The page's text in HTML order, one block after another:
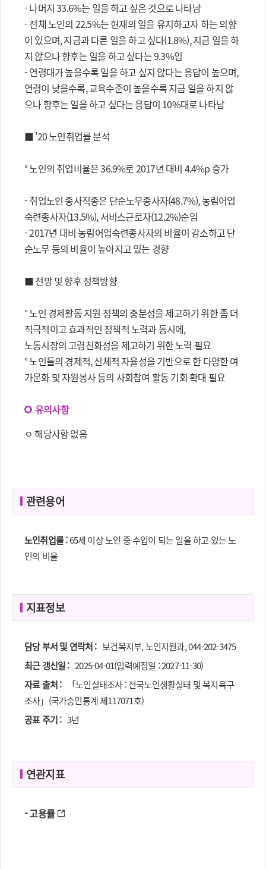
- 나머지 33.6%는 일을 하고 싶은 것으로 나타남
- 전체 노인의 22.5%는 현재의 일을 유지하고자 하는 의향
이 있으며, 지금과 다른 일을 하고 싶다(1.8%), 지금 일을 하
지 않으나 향후는 일을 하고 싶다는 9.3%임
- 연령대가 높을수록 일을 하고 싶지 않다는 응답이 높으며,
연령이 낮을수록, 교육수준이 높을수록 지금 일을 하지 않
으나 향후는 일을 하고 싶다는 응답이 10%대로 나타남
■ '20 노인취업률 분석
° 노인의 취업비율은 36.9%로 2017년 대비 4.4%p 증가
- 취업노인 종사직종은 단순노무종사자(48.7%), 농림어업
숙련종사자(13.5%), 서비스근로자(12.2%)순임
- 2017년 대비 농림어업숙련종사자의 비율이 감소하고 단
순노무 등의 비율이 높아지고 있는 경향
■ 전망 및 향후 정책방향
° 노인 경제활동 지원 정책의 충분성을 제고하기 위한 좀 더
적극적이고 효과적인 정책적 노력과 동시에,
노동시장의 고령친화성을 제고하기 위한 노력 필요
° 노인들의 경제적, 신체적 자율성을 기반으로 한 다양한 여
가문화 및 자원봉사 등의 사회참여 활동 기회 확대 필요
유의사항
ㅇ 해당사항 없음
관련용어
노인취업률 :65세 이상 노인 중 수입이 되는 일을 하고 있는 노
인의 비율
지표정보
담당 부서 및 연락처 : 보건복지부, 노인지원과, 044-202-3475
최근 갱신일 : 2025-04-01(입력예정일 : 2027-11-30)
자료 출처 :
「노인실태조사 : 전국노인생활실태 및 복지욕구
조사」(국가승인통계 제117071호)
공표 주기 : 3년
연관지표
- 고용률